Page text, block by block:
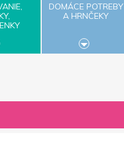
DOMÁCE POTREBY
A HRNČEKY